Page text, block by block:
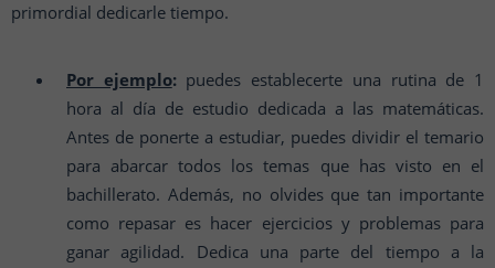
primordial dedicarle tiempo.
Por ejemplo:puedes establecerte una rutina de 1
hora al día de estudio dedicada a las matemáticas.
Antes de ponerte a estudiar, puedes dividir el temario
para abarcar todos los temas que has visto en el
bachillerato. Además, no olvides que tan importante
como repasar es hacer ejercicios y problemas para
ganar agilidad. Dedica una parte del tiempo a la